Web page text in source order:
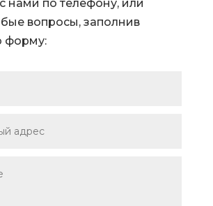
нами по телефону, или
вопросы, заполнив
форму: